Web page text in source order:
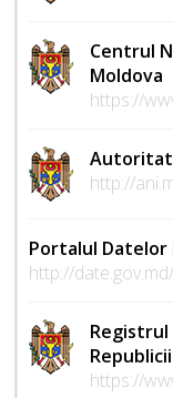
Centrul
Moldova
https://
http://
Portalul Datelor
http://date.gov.md/
https://